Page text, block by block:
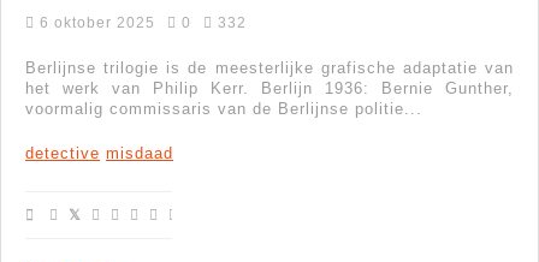
6 oktober 2025 0 332
Berlijnse trilogie is de meesterlijke grafische adaptatie van
het werk van Philip Kerr. Berlijn 1936: Bernie Gunther,
voormalig commissaris van de Berlijnse politie...
detective misdaad